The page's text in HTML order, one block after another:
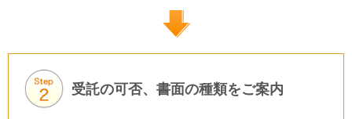
受託の可否、書面の種類をご案内